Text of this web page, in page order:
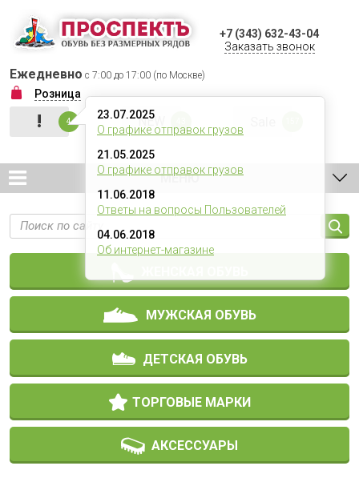
+7 (343) 632-43-04
Заказать звонок
Ежедневно с 7:00 до 17:00 (по Москве)
Розница
! 4
23.07.2025
О графике отправок грузов
21.05.2025
О графике отправок грузов
11.06.2018
Ответы на вопросы Пользователей
04.06.2018
Об интернет-магазине
NEW
МЕНЮ
МУЖСКАЯ ОБУВЬ
ДЕТСКАЯ ОБУВЬ
ТОРГОВЫЕ МАРКИ
АКСЕССУАРЫ